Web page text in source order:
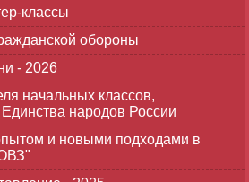
классы
обороны
- 2026
начальных классов,
народов России
и новыми подходами в